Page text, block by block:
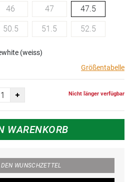
46 47 47.5
50.5 51.5 52.5
(weiss)
Größentabelle
Nicht länger verfügbar
WARENKORB
WUNSCHZETTEL